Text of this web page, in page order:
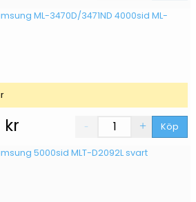
ML-3470D/3471ND 4000sid ML-
kr Köp
5000sid MLT-D2092L svart